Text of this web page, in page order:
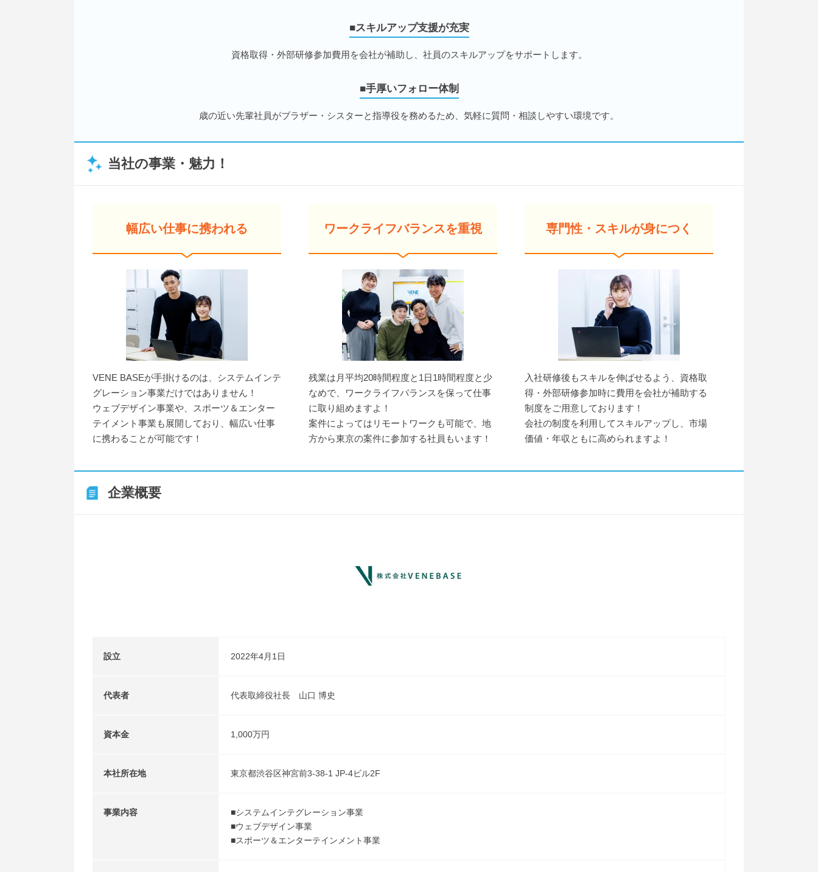
■スキルアップ支援が充実
資格取得・外部研修参加費用を会社が補助し、社員のスキルアップをサポートします。
■手厚いフォロー体制
歳の近い先輩社員がブラザー・シスターと指導役を務めるため、気軽に質問・相談しやすい環境です。
当社の事業・魅力！
幅広い仕事に携われる
VENE BASEが手掛けるのは、システムインテ
グレーション事業だけではありません！
ウェブデザイン事業や、スポーツ＆エンター
テイメント事業も展開しており、幅広い仕事
に携わることが可能です！
ワークライフバランスを重視
残業は月平均20時間程度と1日1時間程度と少
なめで、ワークライフバランスを保って仕事
に取り組めますよ！
案件によってはリモートワークも可能で、地
方から東京の案件に参加する社員もいます！
専門性・スキルが身につく
入社研修後もスキルを伸ばせるよう、資格取
得・外部研修参加時に費用を会社が補助する
制度をご用意しております！
会社の制度を利用してスキルアップし、市場
価値・年収ともに高められますよ！
企業概要
設立 2022年4月1日
代表者 代表取締役社長 山口 博史
資本金 1,000万円
本社所在地 東京都渋谷区神宮前3-38-1 JP-4ビル2F
事業内容
■システムインテグレーション事業
■ウェブデザイン事業
■スポーツ＆エンターテインメント事業